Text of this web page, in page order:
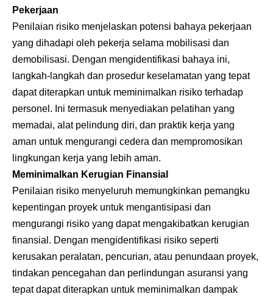
Pekerjaan
Penilaian risiko menjelaskan potensi bahaya pekerjaan
yang dihadapi oleh pekerja selama mobilisasi dan
demobilisasi. Dengan mengidentifikasi bahaya ini,
langkah-langkah dan prosedur keselamatan yang tepat
dapat diterapkan untuk meminimalkan risiko terhadap
personel. Ini termasuk menyediakan pelatihan yang
memadai, alat pelindung diri, dan praktik kerja yang
aman untuk mengurangi cedera dan mempromosikan
lingkungan kerja yang lebih aman.
Meminimalkan Kerugian Finansial
Penilaian risiko menyeluruh memungkinkan pemangku
kepentingan proyek untuk mengantisipasi dan
mengurangi risiko yang dapat mengakibatkan kerugian
finansial. Dengan mengidentifikasi risiko seperti
kerusakan peralatan, pencurian, atau penundaan proyek,
tindakan pencegahan dan perlindungan asuransi yang
tepat dapat diterapkan untuk meminimalkan dampak